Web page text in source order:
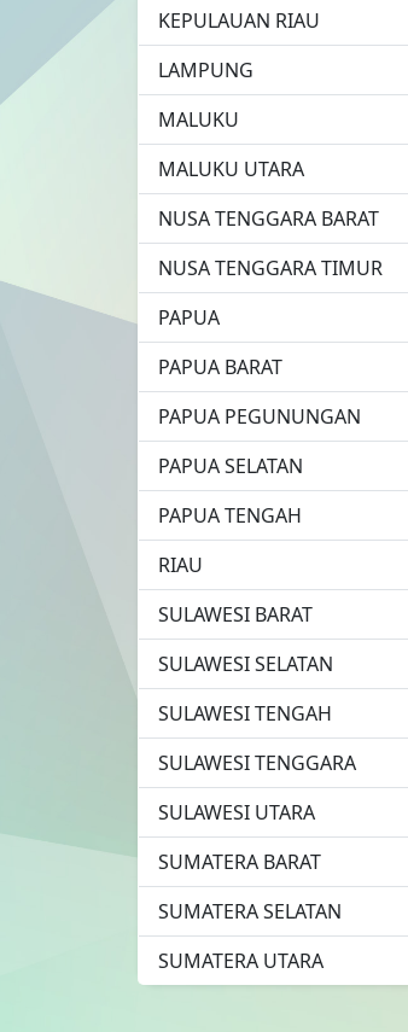
KEPULAUAN RIAU
LAMPUNG
MALUKU
MALUKU UTARA
NUSA TENGGARA BARAT
NUSA TENGGARA TIMUR
PAPUA
PAPUA BARAT
PAPUA PEGUNUNGAN
PAPUA SELATAN
PAPUA TENGAH
RIAU
SULAWESI BARAT
SULAWESI SELATAN
SULAWESI TENGAH
SULAWESI TENGGARA
SULAWESI UTARA
SUMATERA BARAT
SUMATERA SELATAN
SUMATERA UTARA